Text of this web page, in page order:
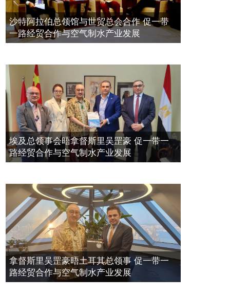
带一路经贸合作与空气制水产业发展
2023年11月23日
空氣制水發明人吳達鎔出席聯合國環
境科政商管治聯盟會議
沙特阿拉伯总领馆与世贸总会合作 促一带
一路经贸合作与空气制水产业发展
埃及总领事会晤拿督斯里吴罡豪 促一带一
路经贸合作与空气制水产业发展
拿督斯里吴罡豪晤土耳其总领事 促一带一
路经贸合作与空气制水产业发展